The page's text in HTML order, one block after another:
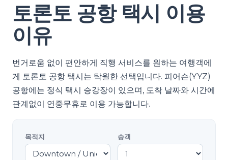
토론토 공항 택시 이용
이유
번거로움 없이 편안하게 직행 서비스를 원하는 여행객에
게 토론토 공항 택시는 탁월한 선택입니다. 피어슨(YYZ)
공항에는 정식 택시 승강장이 있으며, 도착 날짜와 시간에
관계없이 연중무휴로 이용 가능합니다.
목적지 승객